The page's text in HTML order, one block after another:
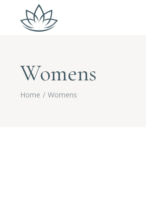
Womens
Home Womens